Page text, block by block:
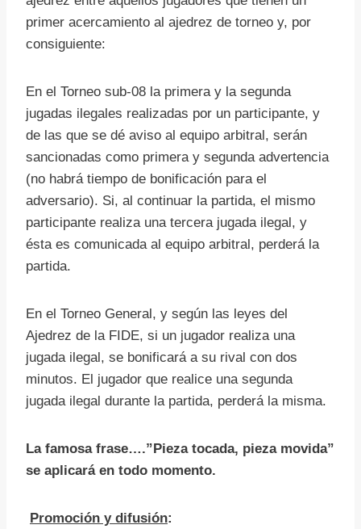
primer acercamiento al ajedrez de torneo y, por
consiguiente:
En el Torneo sub-08 la primera y la segunda
jugadas ilegales realizadas por un participante, y
de las que se dé aviso al equipo arbitral, serán
sancionadas como primera y segunda advertencia
(no habrá tiempo de bonificación para el
adversario). Si, al continuar la partida, el mismo
participante realiza una tercera jugada ilegal, y
ésta es comunicada al equipo arbitral, perderá la
partida.
En el Torneo General, y según las leyes del
Ajedrez de la FIDE, si un jugador realiza una
jugada ilegal, se bonificará a su rival con dos
minutos. El jugador que realice una segunda
jugada ilegal durante la partida, perderá la misma.
La famosa frase….”Pieza tocada, pieza movida”
se aplicará en todo momento.
Promoción y difusión: